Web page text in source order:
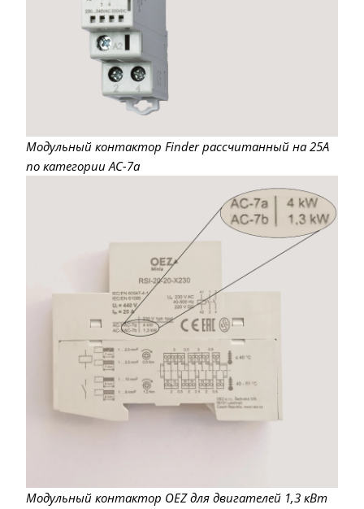
Модульный контактор Finder рассчитанный на 25А
по категории AC-7a
Модульный контактор OEZ для двигателей 1,3 кВт